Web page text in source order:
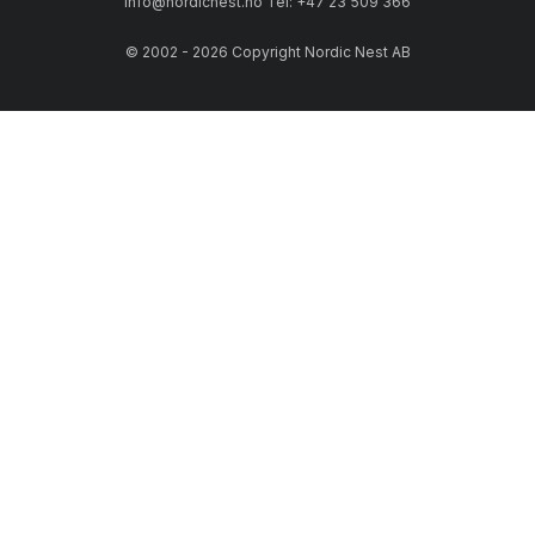
© 2002 - 2026 Copyright Nordic Nest AB